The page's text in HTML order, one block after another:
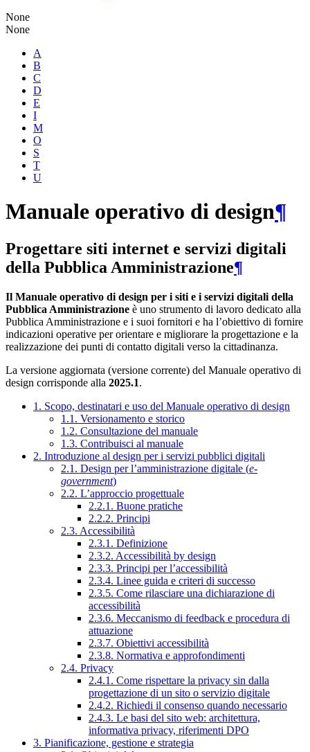
None
None
A
B
C
D
E
I
M
O
S
T
U
Manuale operativo di design¶
Progettare siti internet e servizi digitali
della Pubblica Amministrazione¶
Il Manuale operativo di design per i siti e i servizi digitali della
Pubblica Amministrazione è uno strumento di lavoro dedicato alla
Pubblica Amministrazione e i suoi fornitori e ha l’obiettivo di fornire
indicazioni operative per orientare e migliorare la progettazione e la
realizzazione dei punti di contatto digitali verso la cittadinanza.
La versione aggiornata (versione corrente) del Manuale operativo di
design corrisponde alla 2025.1.
1. Scopo, destinatari e uso del Manuale operativo di design
1.1. Versionamento e storico
1.2. Consultazione del manuale
1.3. Contribuisci al manuale
2. Introduzione al design per i servizi pubblici digitali
2.1. Design per l’amministrazione digitale (e-
government)
2.2. L’approccio progettuale
2.2.1. Buone pratiche
2.2.2. Principi
2.3. Accessibilità
2.3.1. Definizione
2.3.2. Accessibilità by design
2.3.3. Principi per l’accessibilità
2.3.4. Linee guida e criteri di successo
2.3.5. Come rilasciare una dichiarazione di
accessibilità
2.3.6. Meccanismo di feedback e procedura di
attuazione
2.3.7. Obiettivi accessibilità
2.3.8. Normativa e approfondimenti
2.4. Privacy
2.4.1. Come rispettare la privacy sin dalla
progettazione di un sito o servizio digitale
2.4.2. Richiedi il consenso quando necessario
2.4.3. Le basi del sito web: architettura,
informativa privacy, riferimenti DPO
3. Pianificazione, gestione e strategia